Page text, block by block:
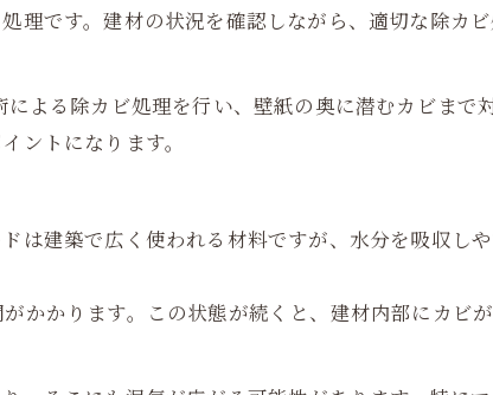
理です。建材の状況を確認しながら、適切な除カ
よる除カビ処理を行い、壁紙の奥に潜むカビまで
ントになります。
は建築で広く使われる材料ですが、水分を吸収し
かかります。この状態が続くと、建材内部にカビ